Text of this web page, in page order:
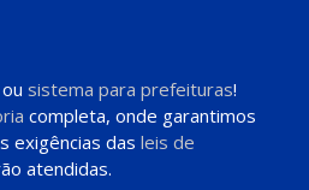
ou sistema para prefeituras!
completa, onde garantimos
exigências das leis de
atendidas.